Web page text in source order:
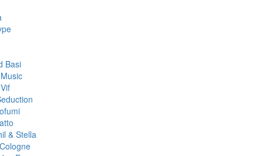
Basi
& Stella